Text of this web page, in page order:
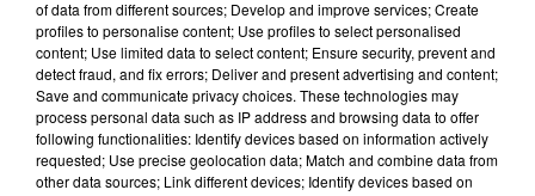
Cœur du Tarn. L’événement, qui se tiendra à la salle des
fêtes de Lombers, débutera à 20h30. Les cartons sont
proposés à 5 € l’un ou 3 pour 10 €. De nombreux lots seront
à gagner, notamment un aller-retour Castres-Paris, ainsi que
d’autres surprises, et des boissons et pâtisseries seront en
vente sur place.
Dans la Vie locale de FM81, nous recevrons un représentant
of data from different sources; Develop and improve services; Create
profiles to personalise content; Use profiles to select personalised
content; Use limited data to select content; Ensure security, prevent and
detect fraud, and fix errors; Deliver and present advertising and content;
Save and communicate privacy choices. These technologies may
process personal data such as IP address and browsing data to offer
following functionalities: Identify devices based on information actively
requested; Use precise geolocation data; Match and combine data from
other data sources; Link different devices; Identify devices based on